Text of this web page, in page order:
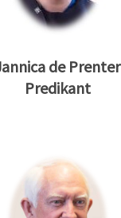
de Prenter
Predikant